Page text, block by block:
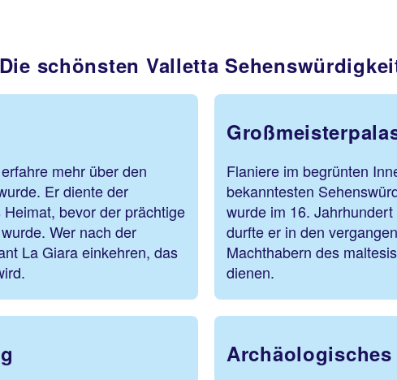
Die schönsten Valletta
mehr über den
Er diente der
bevor der prächtige
Wer nach der
La Giara einkehren, das
Flaniere im begrünten
bekanntesten
wurde im 16.
durfte er in den
Machthabern des
dienen.